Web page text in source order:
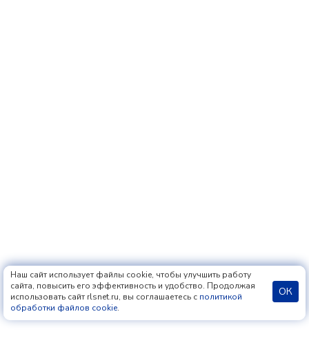
Наш сайт использует файлы cookie, чтобы улучшить работу
сайта, повысить его эффективность и удобство. Продолжая
использовать сайт rlsnet.ru, вы соглашаетесь с политикой
обработки файлов cookie.
ОК